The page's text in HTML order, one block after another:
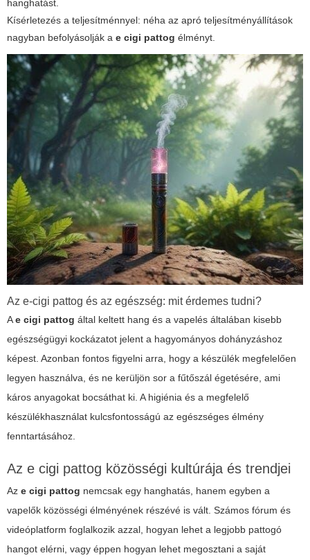
hanghatást.
Kísérletezés a teljesítménnyel: néha az apró teljesítményállítások
nagyban befolyásolják a e cigi pattog élményt.
Az e-cigi pattog és az egészség: mit érdemes tudni?
Ae cigi pattog által keltett hang és a vapelés általában kisebb
egészségügyi kockázatot jelent a hagyományos dohányzáshoz
képest. Azonban fontos figyelni arra, hogy a készülék megfelelően
legyen használva, és ne kerüljön sor a fűtőszál égetésére, ami
káros anyagokat bocsáthat ki. A higiénia és a megfelelő
készülékhasználat kulcsfontosságú az egészséges élmény
fenntartásához.
Az e cigi pattog közösségi kultúrája és trendjei
Az e cigi pattog nemcsak egy hanghatás, hanem egyben a
vapelők közösségi élményének részévé is vált. Számos fórum és
videóplatform foglalkozik azzal, hogyan lehet a legjobb pattogó
hangot elérni, vagy éppen hogyan lehet megosztani a saját